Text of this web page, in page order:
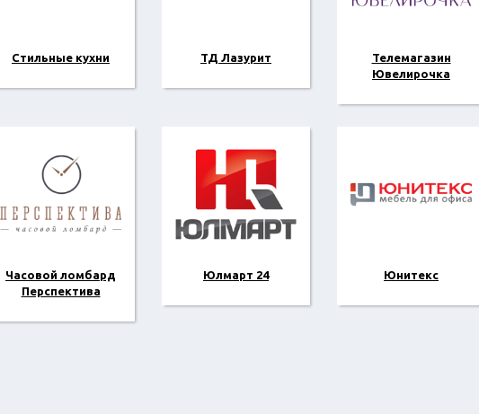
Стильные кухни ТД Лазурит
Телемагазин
Ювелирочка
Часовой ломбард
Перспектива
Юлмарт 24 Юнитекс